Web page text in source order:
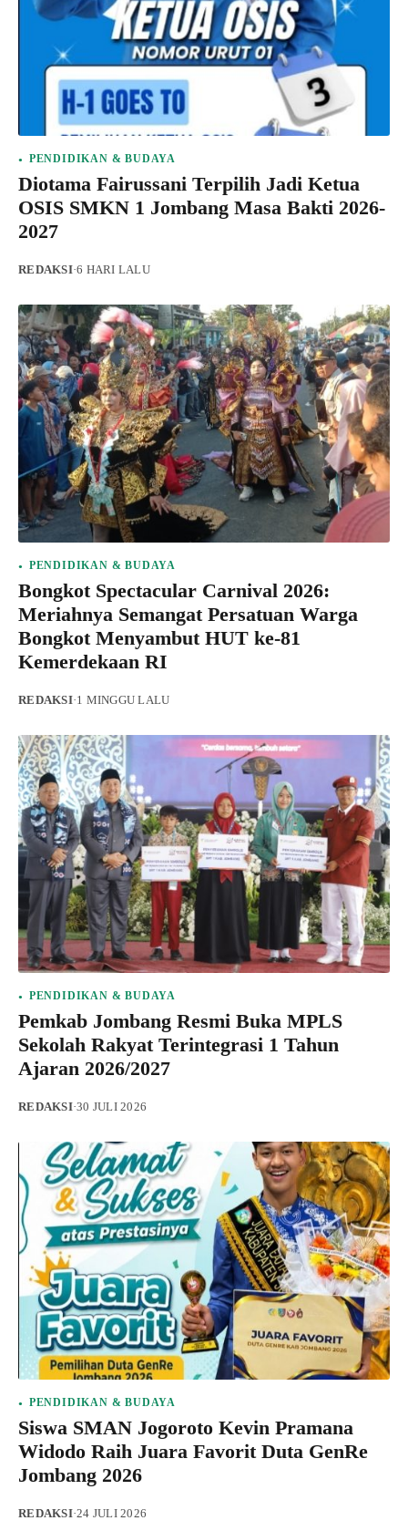
PENDIDIKAN & BUDAYA
Diotama Fairussani Terpilih Jadi Ketua
OSIS SMKN 1 Jombang Masa Bakti 2026-
2027
REDAKSI·6 HARI LALU
PENDIDIKAN & BUDAYA
Bongkot Spectacular Carnival 2026:
Meriahnya Semangat Persatuan Warga
Bongkot Menyambut HUT ke-81
Kemerdekaan RI
REDAKSI·1 MINGGU LALU
PENDIDIKAN & BUDAYA
Pemkab Jombang Resmi Buka MPLS
Sekolah Rakyat Terintegrasi 1 Tahun
Ajaran 2026/2027
REDAKSI·30 JULI 2026
PENDIDIKAN & BUDAYA
Siswa SMAN Jogoroto Kevin Pramana
Widodo Raih Juara Favorit Duta GenRe
Jombang 2026
REDAKSI·24 JULI 2026